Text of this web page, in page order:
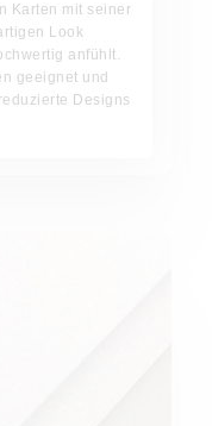
Karten mit seiner
Look
anfühlt.
geeignet und
Designs